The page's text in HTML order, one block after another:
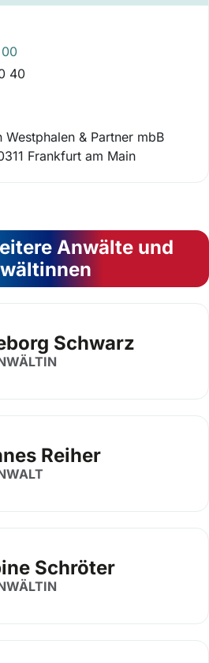
40
& Partner mbB
Frankfurt am Main
Anwälte und
Schwarz
Reiher
Schröter